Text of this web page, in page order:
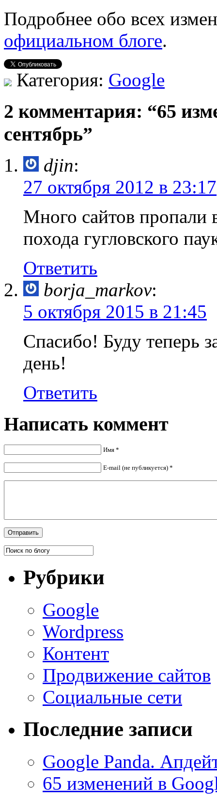
Подробнее обо всех
официальном блоге.
Категория: Google
2 комментария: “65
сентябрь”
djin:
27 октября 2012 в 23:17
Много сайтов пропали
похода гугловского
Ответить
borja_markov:
5 октября 2015 в 21:45
Спасибо! Буду теперь
день!
Ответить
Написать коммент
Имя *
E-mail (не публикуется) *
Рубрики
Google
Wordpress
Контент
Продвижение сайтов
Социальные сети
Последние записи
Google Panda.
65 изменений в